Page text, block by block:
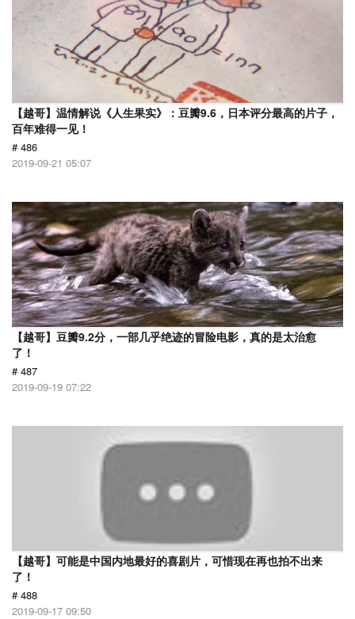
【越哥】温情解说《人生果实》：豆瓣9.6，日本评分最高的片子，
百年难得一见！
# 486
2019-09-21 05:07
【越哥】豆瓣9.2分，一部几乎绝迹的冒险电影，真的是太治愈
了！
# 487
2019-09-19 07:22
【越哥】可能是中国内地最好的喜剧片，可惜现在再也拍不出来
了！
# 488
2019-09-17 09:50